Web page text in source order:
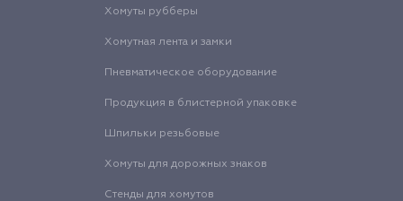
Хомуты рубберы
Хомутная лента и замки
Пневматическое оборудование
Продукция в блистерной упаковке
Шпильки резьбовые
Хомуты для дорожных знаков
Стенды для хомутов